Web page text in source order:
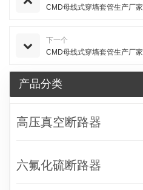
CMD母线式穿墙套管生产厂家
下一个
CMD母线式穿墙套管生产厂家
产品分类
高压真空断路器
六氟化硫断路器